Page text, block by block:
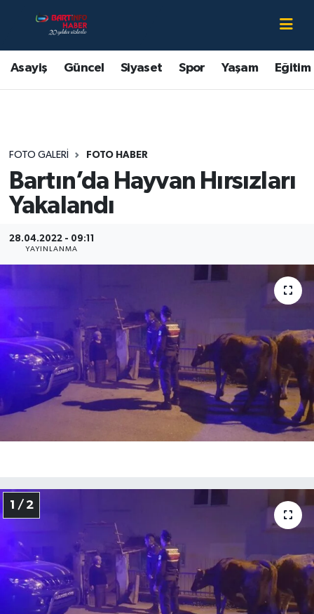
Asayiş Güncel Siyaset Spor Yaşam Eğitim
FOTO GALERI FOTO HABER
Bartın’da Hayvan Hırsızları
Yakalandı
28.04.2022 - 09:11
YAYINLANMA
1 / 2
Asayiş
Bartın Hakkında
Eğitim
Ekonomi
Güncel
Kültür-Sanat
Medya
Sağlık
Sinema
Spor
Tarım
Turizm
Bartın Nöbetçi Eczaneler
Bartın Hava Durumu
Bartın Trafik Yoğunluk Haritası
Süper Lig Puan Durumu ve Fikstür
Tüm Manşetler
Son Dakika Haberleri